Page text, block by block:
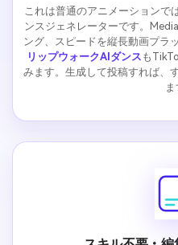
これは普通のアニメーションで
ンスジェネレーターです。
ング、スピードを縦長動画プラ
リップウォークAIダンス も
みます。生成して投稿すれば、
ま